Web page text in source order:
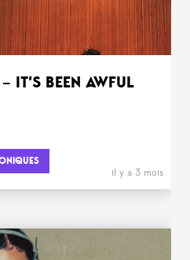
BEEN AWFUL
il y a 3 mois